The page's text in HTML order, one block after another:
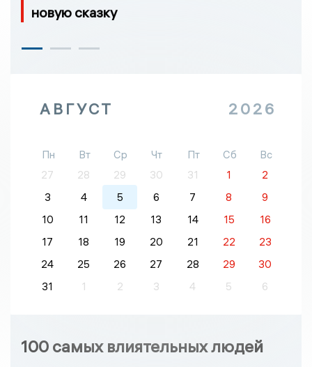
новую сказку
АВГУСТ 2026
Пн Вт Ср Чт Пт Сб
Вс
27
28 29 30 31 1
2
3
4 5 6 7 8
9
10
11 12 13 14 15
16
17
18 19 20 21 22
23
24
25 26 27 28 29
30
31
1 2 3 4 5 6
100 самых влиятельных людей